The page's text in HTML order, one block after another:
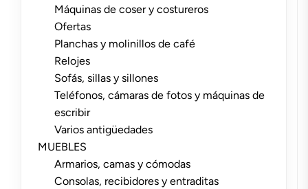
Máquinas de coser y costureros
Ofertas
Planchas y molinillos de café
Relojes
Sofás, sillas y sillones
Teléfonos, cámaras de fotos y máquinas de
escribir
Varios antigüedades
MUEBLES
Armarios, camas y cómodas
Consolas, recibidores y entraditas